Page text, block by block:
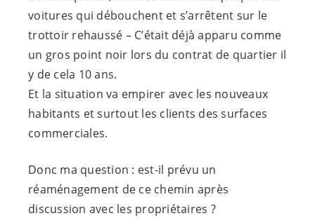
voitures qui débouchent et s’arrêtent sur le
trottoir rehaussé – C’était déjà apparu comme
un gros point noir lors du contrat de quartier il
y de cela 10 ans.
Et la situation va empirer avec les nouveaux
habitants et surtout les clients des surfaces
commerciales.
Donc ma question : est-il prévu un
réaménagement de ce chemin après
discussion avec les propriétaires ?